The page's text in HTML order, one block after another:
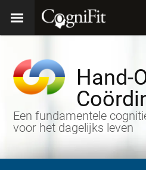
Hand-
Een fundamentele
voor het dagelijks leven